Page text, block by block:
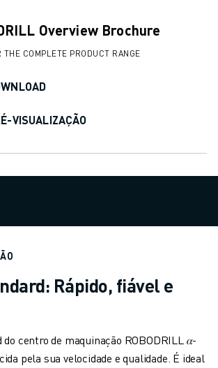
A ALTA VELOCIDADE
DE SERVIÇO
Overview Brochure
THE COMPLETE PRODUCT RANGE
VISUALIZAÇÃO
Rápido, fiável e
centro de maquinação ROBODRILL 𝛼-
pela sua velocidade e qualidade. É ideal